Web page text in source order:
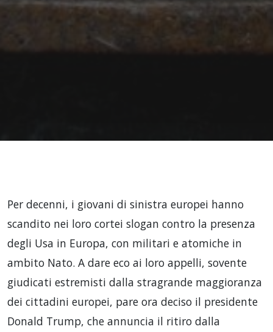
Per decenni, i giovani di sinistra europei hanno
scandito nei loro cortei slogan contro la presenza
degli Usa in Europa, con militari e atomiche in
ambito Nato. A dare eco ai loro appelli, sovente
giudicati estremisti dalla stragrande maggioranza
dei cittadini europei, pare ora deciso il presidente
Donald Trump, che annuncia il ritiro dalla